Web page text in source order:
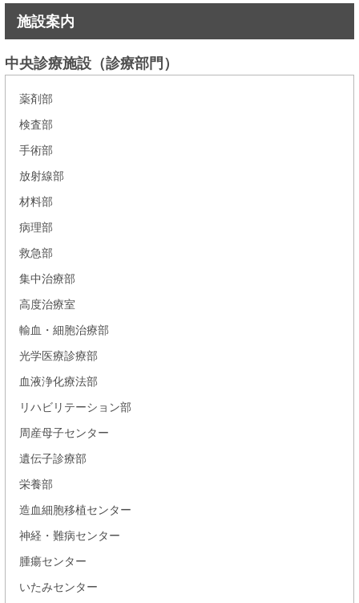
施設案内
中央診療施設（診療部門）
薬剤部
検査部
手術部
放射線部
材料部
病理部
救急部
集中治療部
高度治療室
輸血・細胞治療部
光学医療診療部
血液浄化療法部
リハビリテーション部
周産母子センター
遺伝子診療部
栄養部
造血細胞移植センター
神経・難病センター
腫瘍センター
いたみセンター